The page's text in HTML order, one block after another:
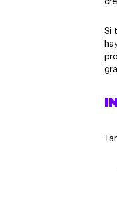
Si